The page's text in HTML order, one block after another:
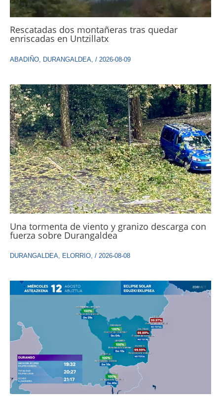
Rescatadas dos montañeras tras quedar
enriscadas en Untzillatx
ABADIÑO DURANGALDEA / 2026-08-09
Una tormenta de viento y granizo descarga con
fuerza sobre Durangaldea
DURANGALDEA ELORRIO / 2026-08-08